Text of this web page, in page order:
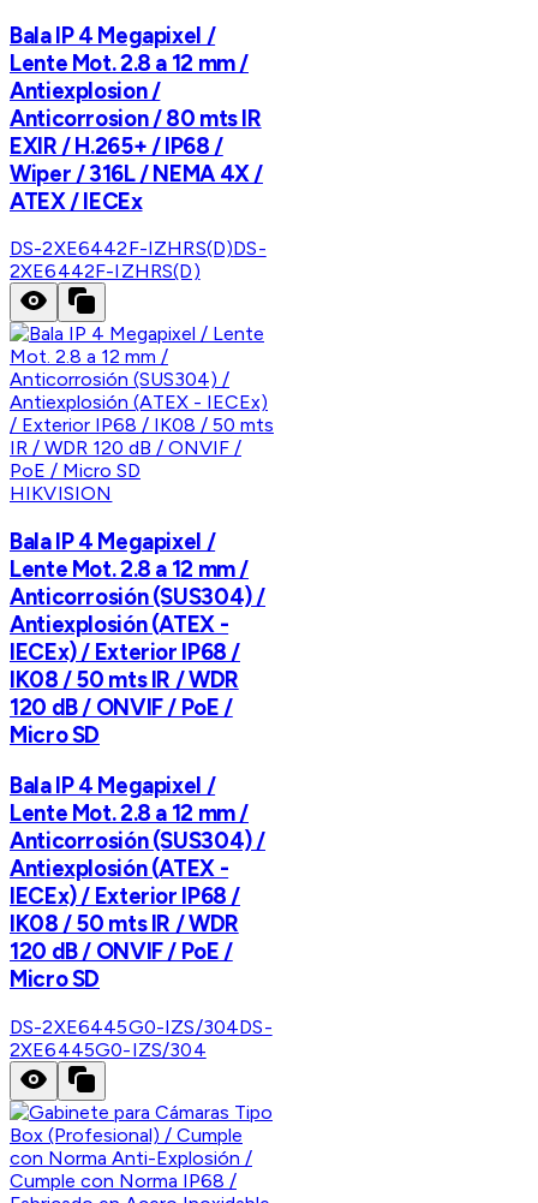
Bala IP 4 Megapixel /
Lente Mot. 2.8 a 12 mm /
Antiexplosion /
Anticorrosion / 80 mts IR
EXIR / H.265+ / IP68 /
Wiper / 316L / NEMA 4X /
ATEX / IECEx
DS-2XE6442F-IZHRS(D)DS-
2XE6442F-IZHRS(D)
HIKVISION
Bala IP 4 Megapixel /
Lente Mot. 2.8 a 12 mm /
Anticorrosión (SUS304) /
Antiexplosión (ATEX -
IECEx) / Exterior IP68 /
IK08 / 50 mts IR / WDR
120 dB / ONVIF / PoE /
Micro SD
Bala IP 4 Megapixel /
Lente Mot. 2.8 a 12 mm /
Anticorrosión (SUS304) /
Antiexplosión (ATEX -
IECEx) / Exterior IP68 /
IK08 / 50 mts IR / WDR
120 dB / ONVIF / PoE /
Micro SD
DS-2XE6445G0-IZS/304DS-
2XE6445G0-IZS/304